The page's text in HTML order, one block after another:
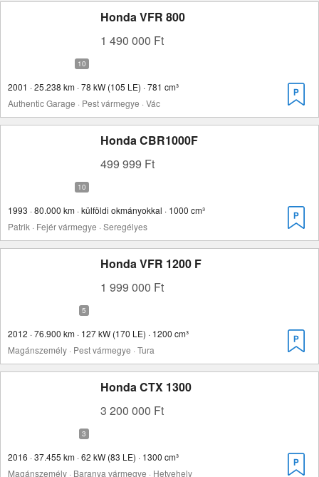
Honda VFR 800
1 490 000 Ft
2001 · 25.238 km · 78 kW (105 LE) · 781 cm³
Authentic Garage · Pest vármegye · Vác
Honda CBR1000F
499 999 Ft
1993 · 80.000 km · külföldi okmányokkal · 1000 cm³
Patrik · Fejér vármegye · Seregélyes
Honda VFR 1200 F
1 999 000 Ft
2012 · 76.900 km · 127 kW (170 LE) · 1200 cm³
Magánszemély · Pest vármegye · Tura
Honda CTX 1300
3 200 000 Ft
2016 · 37.455 km · 62 kW (83 LE) · 1300 cm³
Magánszemély · Baranya vármegye · Hetvehely